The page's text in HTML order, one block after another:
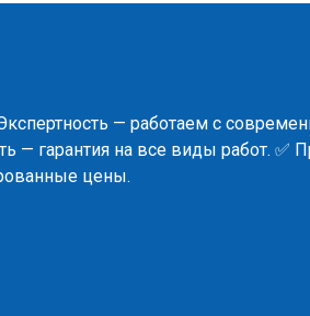
— работаем с
— гарантия на все виды работ. ✅
цены.